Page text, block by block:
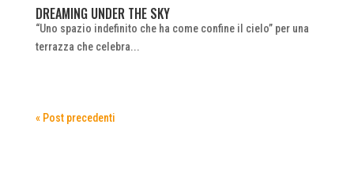
DREAMING UNDER THE SKY
“Uno spazio indefinito che ha come confine il cielo” per una
terrazza che celebra...
« Post precedenti